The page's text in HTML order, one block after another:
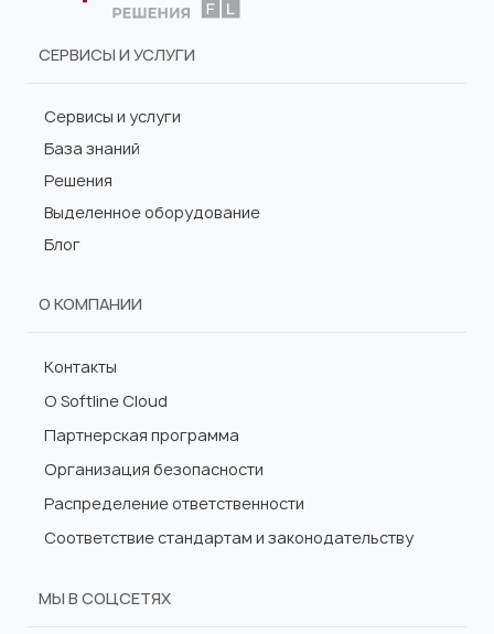
СЕРВИСЫ И УСЛУГИ
Сервисы и услуги
База знаний
Решения
Выделенное оборудование
Блог
О КОМПАНИИ
Контакты
О Softline Cloud
Партнерская программа
Организация безопасности
Распределение ответственности
Соответствие стандартам и законодательству
МЫ В СОЦСЕТЯХ